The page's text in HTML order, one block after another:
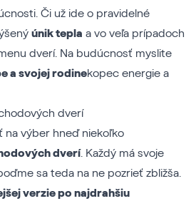
Či už ide o pravidelné
únik tepla a vo veľa prípadoch
dverí. Na budúcnosť myslite
a svojej rodinekopec energie a
dverí
na výber hneď niekoľko
dverí. Každý má svoje
sa teda na ne pozrieť zbližša.
verzie po najdrahšiu